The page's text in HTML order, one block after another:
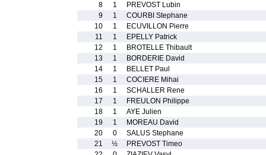
8
1
PREVOST Lubin
9
1
COURBI Stephane
10
1
ECUVILLON Pierre
11
1
EPELLY Patrick
12
1
BROTELLE Thibault
13
1
BORDERIE David
14
1
BELLET Paul
15
1
COCIERE Mihai
16
1
SCHALLER Rene
17
1
FREULON Philippe
18
1
AYE Julien
19
1
MOREAU David
20
0
SALUS Stephane
21
½
PREVOST Timeo